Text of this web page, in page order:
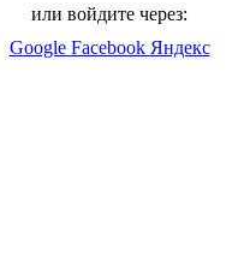
или войдите через:
Google Facebook Яндекс